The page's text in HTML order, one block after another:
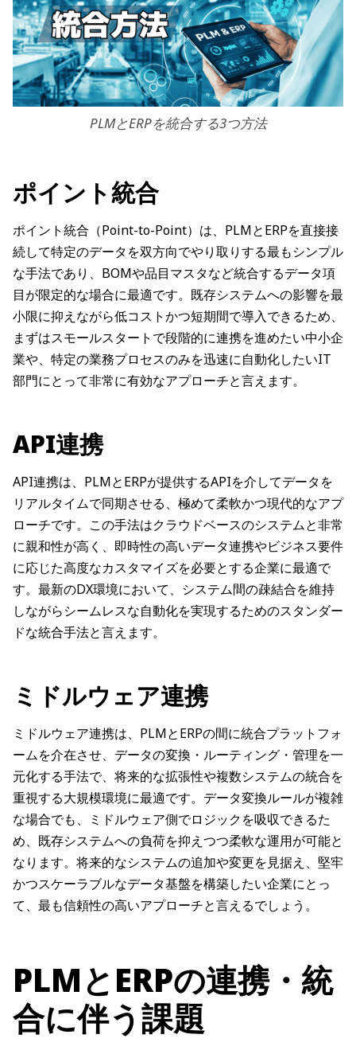
PLMとERPを統合する3つ方法
ポイント統合
ポイント統合（Point-to-Point）は、PLMとERPを直接接
続して特定のデータを双方向でやり取りする最もシンプル
な手法であり、BOMや品目マスタなど統合するデータ項
目が限定的な場合に最適です。既存システムへの影響を最
小限に抑えながら低コストかつ短期間で導入できるため、
まずはスモールスタートで段階的に連携を進めたい中小企
業や、特定の業務プロセスのみを迅速に自動化したいIT
部門にとって非常に有効なアプローチと言えます。
API連携
API連携は、PLMとERPが提供するAPIを介してデータを
リアルタイムで同期させる、極めて柔軟かつ現代的なアプ
ローチです。この手法はクラウドベースのシステムと非常
に親和性が高く、即時性の高いデータ連携やビジネス要件
に応じた高度なカスタマイズを必要とする企業に最適で
す。最新のDX環境において、システム間の疎結合を維持
しながらシームレスな自動化を実現するためのスタンダー
ドな統合手法と言えます。
ミドルウェア連携
ミドルウェア連携は、PLMとERPの間に統合プラットフォ
ームを介在させ、データの変換・ルーティング・管理を一
元化する手法で、将来的な拡張性や複数システムの統合を
重視する大規模環境に最適です。データ変換ルールが複雑
な場合でも、ミドルウェア側でロジックを吸収できるた
め、既存システムへの負荷を抑えつつ柔軟な運用が可能と
なります。将来的なシステムの追加や変更を見据え、堅牢
かつスケーラブルなデータ基盤を構築したい企業にとっ
て、最も信頼性の高いアプローチと言えるでしょう。
PLMとERPの連携・統
合に伴う課題